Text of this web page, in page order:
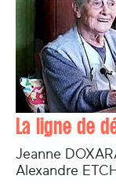
La ligne de
Jeanne
Alexandre